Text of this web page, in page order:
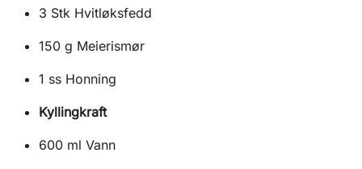
3 Stk Hvitløksfedd
150 g Meierismør
1 ss Honning
Kyllingkraft
600 ml Vann